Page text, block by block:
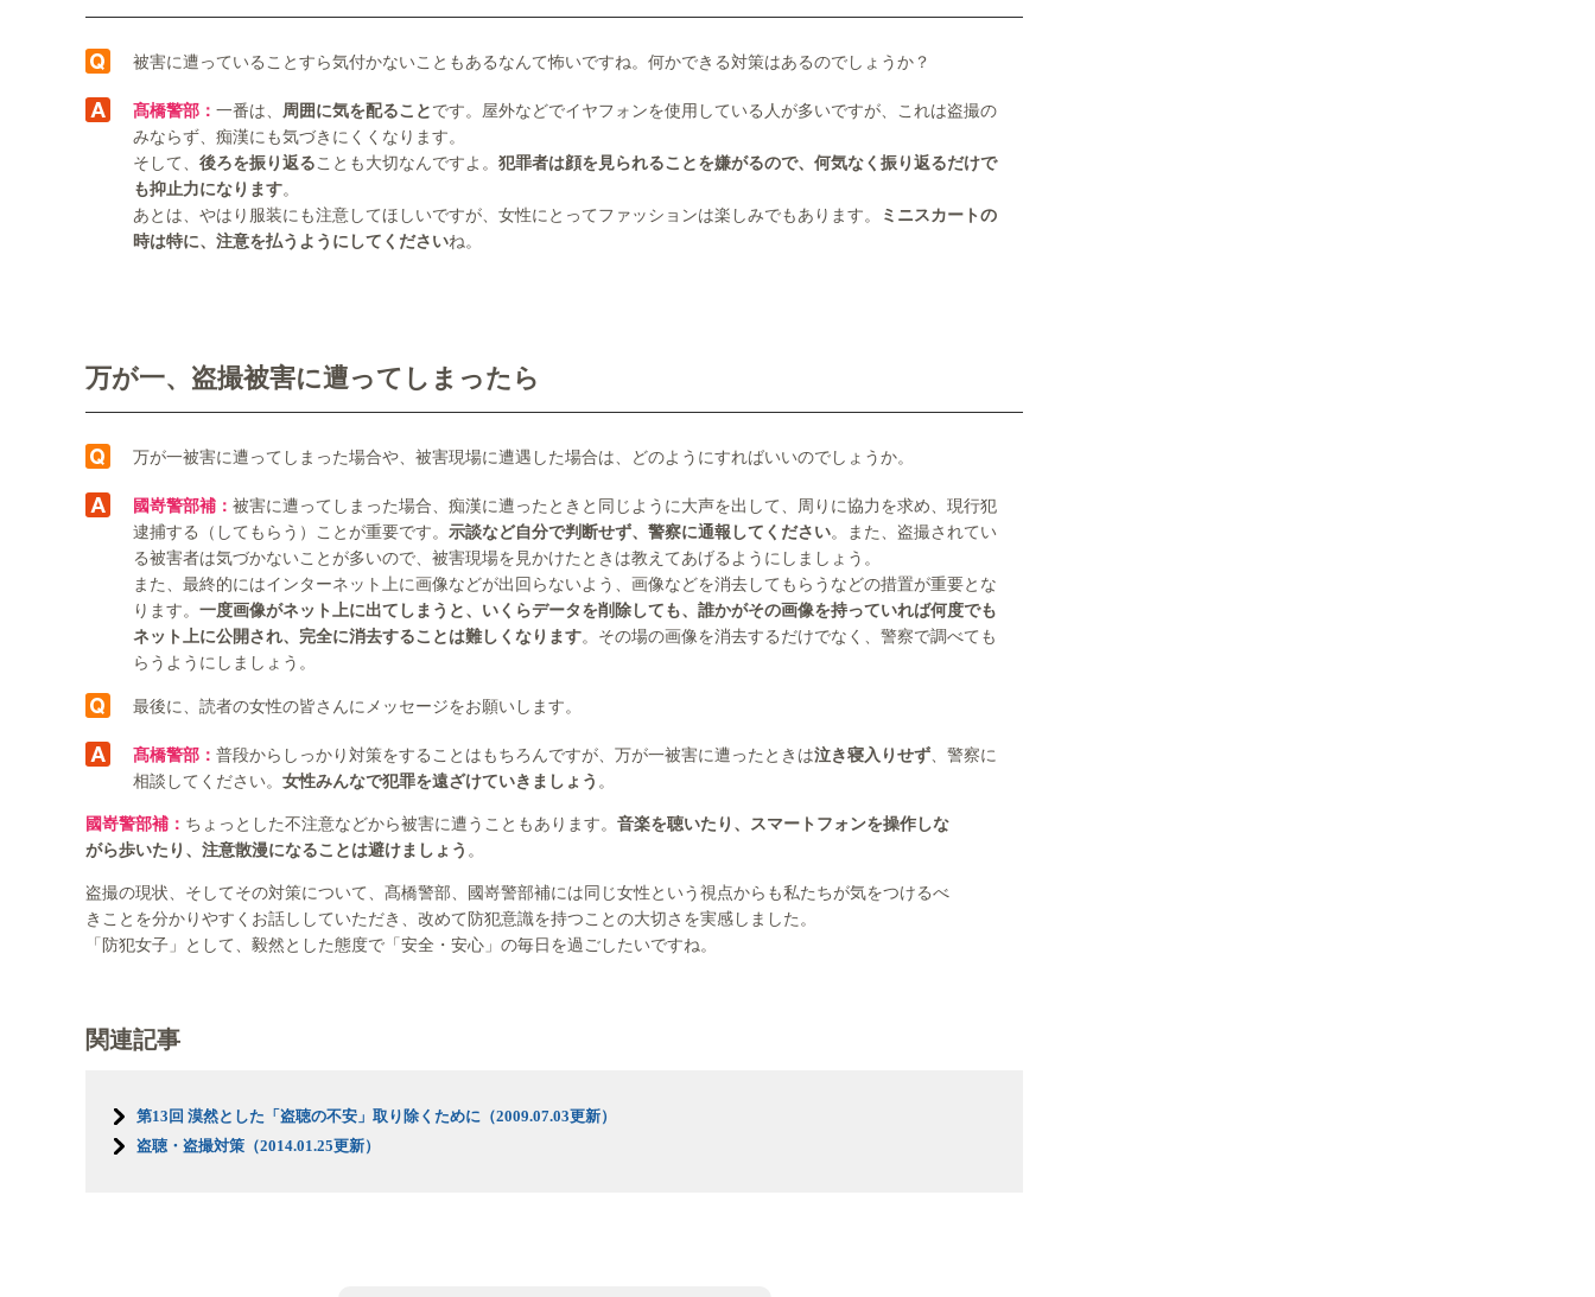
被害に遭っていることすら気付かないこともあるなんて怖いですね。何かできる対策はあるのでしょうか？
髙橋警部： 一番は、 周囲に気を配ることです。屋外などでイヤフォンを使用している人が多いですが、これは盗撮の
みならず、痴漢にも気づきにくくなります。
そして、 後ろを振り返ることも大切なんですよ。 犯罪者は顔を見られることを嫌がるので、何気なく振り返るだけで
も抑止力になります。
あとは、やはり服装にも注意してほしいですが、女性にとってファッションは楽しみでもあります。
ミニスカートの
時は特に、注意を払うようにしてくださいね。
万が一、盗撮被害に遭ってしまったら
万が一被害に遭ってしまった場合や、被害現場に遭遇した場合は、どのようにすればいいのでしょうか。
國嵜警部補： 被害に遭ってしまった場合、痴漢に遭ったときと同じように大声を出して、周りに協力を求め、現行犯
逮捕する（してもらう）ことが重要です。 示談など自分で判断せず、警察に通報してください。また、盗撮されてい
る被害者は気づかないことが多いので、被害現場を見かけたときは教えてあげるようにしましょう。
また、最終的にはインターネット上に画像などが出回らないよう、画像などを消去してもらうなどの措置が重要とな
ります。 一度画像がネット上に出てしまうと、いくらデータを削除しても、誰かがその画像を持っていれば何度でも
ネット上に公開され、完全に消去することは難しくなります。その場の画像を消去するだけでなく、警察で調べても
らうようにしましょう。
最後に、読者の女性の皆さんにメッセージをお願いします。
髙橋警部： 普段からしっかり対策をすることはもちろんですが、万が一被害に遭ったときは泣き寝入りせず 、警察に
相談してください。 女性みんなで犯罪を遠ざけていきましょう 。
國嵜警部補： ちょっとした不注意などから被害に遭うこともあります。 音楽を聴いたり、スマートフォンを操作しな
がら歩いたり、注意散漫になることは避けましょう 。
盗撮の現状、そしてその対策について、髙橋警部、國嵜警部補には同じ女性という視点からも私たちが気をつけるべ
きことを分かりやすくお話ししていただき、改めて防犯意識を持つことの大切さを実感しました。
「防犯女子」として、毅然とした態度で「安全・安心」の毎日を過ごしたいですね。
関連記事
第13回 漠然とした「盗聴の不安」取り除くために（2009.07.03更新）
盗聴・盗撮対策（2014.01.25更新）